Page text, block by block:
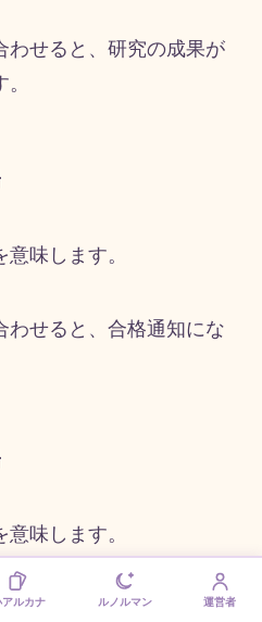
わせると、研究の成果が
味します。
わせると、合格通知にな
味します。
と合わせると、カリスマ
アルカナ ルノルマン 運営者